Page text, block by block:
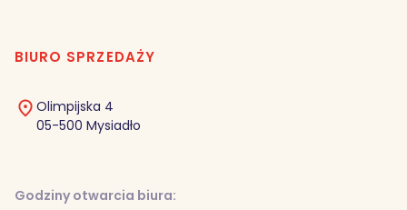
BIURO SPRZEDAŻY
Olimpijska 4
05-500 Mysiadło
Godziny otwarcia biura: